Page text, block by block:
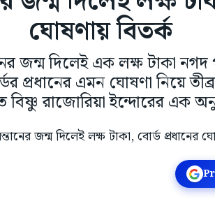
ঘোষণায় বিতর্ক
জন্ম দিলেই এক লক্ষ টাকা
প্রধানের এমন ঘোষণা নিয়ে
বিষ্ণু রাজোরিয়া ইন্দোরের এক